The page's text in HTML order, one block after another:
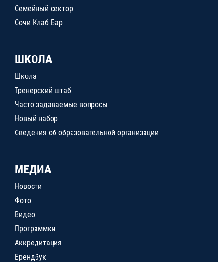
Семейный сектор
Сочи Клаб Бар
ШКОЛА
Школа
Тренерский штаб
Часто задаваемые вопросы
Новый набор
Сведения об образовательной организации
МЕДИА
Новости
Фото
Видео
Программки
Аккредитация
Брендбук